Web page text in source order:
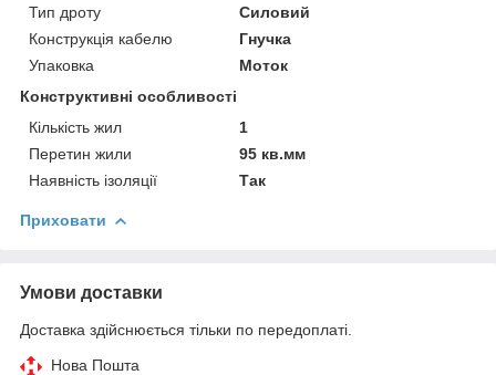
Тип дроту
Силовий
Конструкція кабелю
Гнучка
Упаковка
Моток
Конструктивні особливості
Кількість жил
1
Перетин жили
95 кв.мм
Наявність ізоляції
Так
Приховати
Умови доставки
Доставка здійснюється тільки по передоплаті.
Нова Пошта